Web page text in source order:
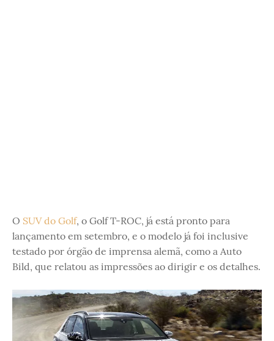
O SUV do Golf, o Golf T-ROC, já está pronto para
lançamento em setembro, e o modelo já foi inclusive
testado por órgão de imprensa alemã, como a Auto
Bild, que relatou as impressões ao dirigir e os detalhes.